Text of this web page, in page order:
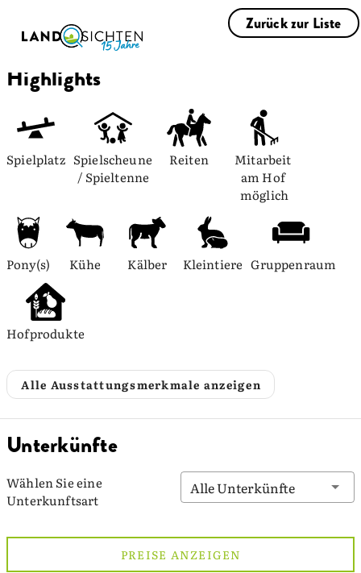
Zurück zur Liste
Highlights
Spielplatz Spielscheune
/ Spieltenne
Reiten
Mitarbeit
am Hof
möglich
Pony(s) Kühe Kälber Kleintiere Gruppenraum
Hofprodukte
Alle Ausstattungsmerkmale anzeigen
Unterkünfte
Wählen Sie eine
Unterkunftsart
Alle Unterkünfte
PREISE ANZEIGEN